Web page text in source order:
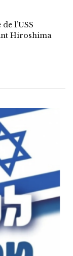
l’USS
Hiroshima